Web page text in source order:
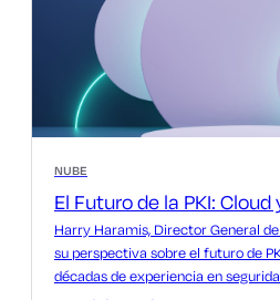
NUBE
El Futuro de la PKI: Cloud
Harry Haramis, Director General
su perspectiva sobre el futuro de
décadas de experiencia en